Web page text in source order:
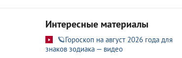
Интересные материалы
🪐Гороскоп на август 2026 года для
знаков зодиака — видео